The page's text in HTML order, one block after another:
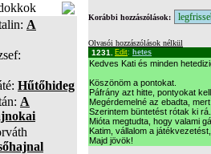
A
Hűtőhideg
A
Korábbi hozzászólások:
Olvasói hozzászólások nélkül
1231.
Edit: hetes
Kedves Kati és minden
Köszönöm a pontokat.
Páfrány azt hitte, pontyokat
Megérdemelné az ebadta,
Szerintem büntetést rótak ki rá.
Mióta megtudta, hogy valami
Katim, vállalom a
Majd jövök!